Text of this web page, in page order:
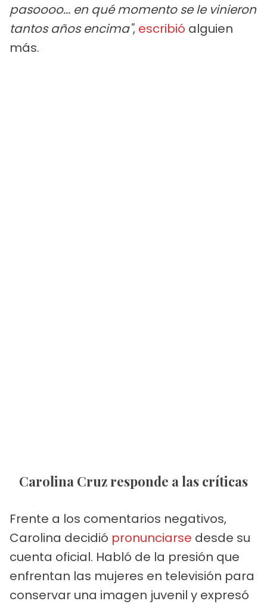
pasoooo... en qué momento se le vinieron
tantos años encima", escribió alguien
más.
Carolina Cruz responde a las críticas
Frente a los comentarios negativos,
Carolina decidió pronunciarse desde su
cuenta oficial. Habló de la presión que
enfrentan las mujeres en televisión para
conservar una imagen juvenil y expresó